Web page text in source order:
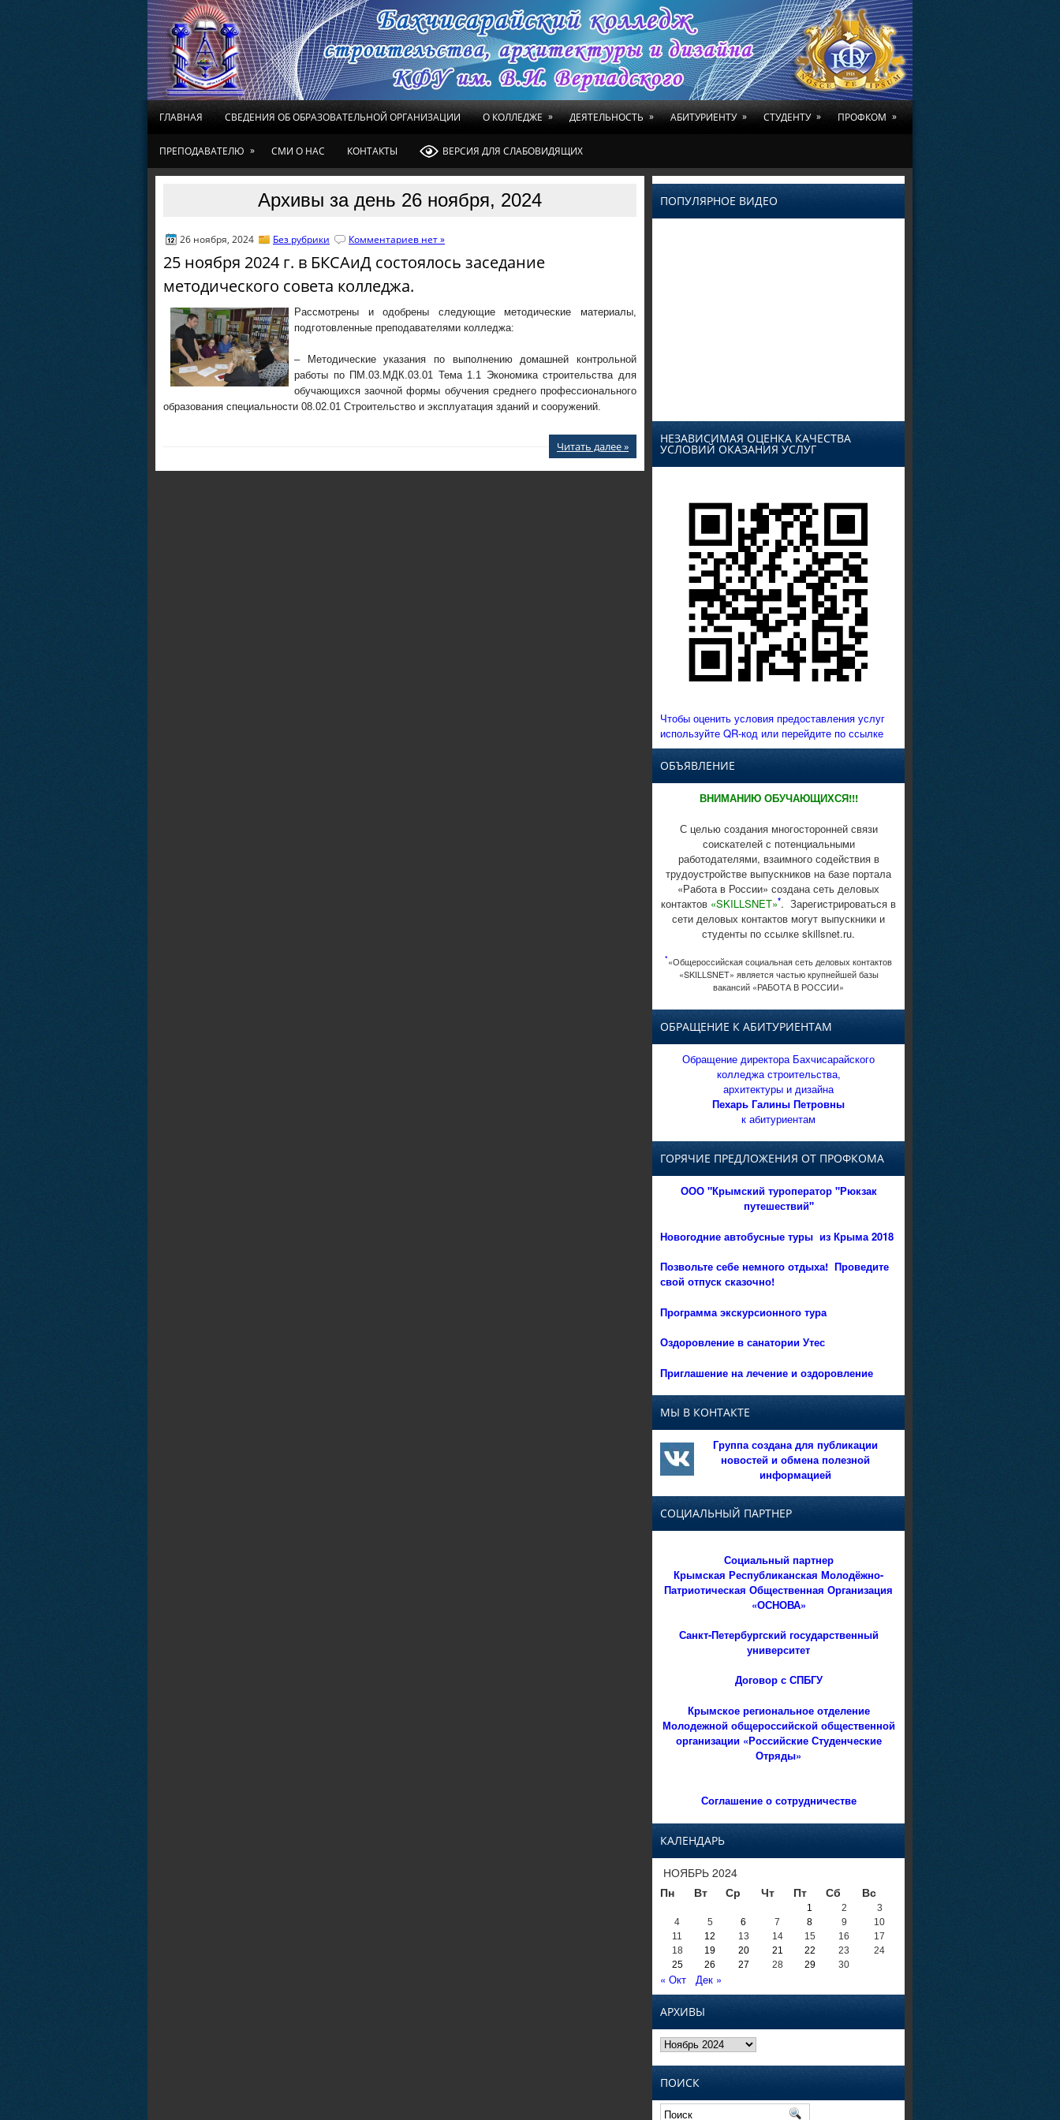
ГЛАВНАЯ СВЕДЕНИЯ ОБ ОБРАЗОВАТЕЛЬНОЙ ОРГАНИЗАЦИИ О КОЛЛЕДЖЕ » ДЕЯТЕЛЬНОСТЬ » АБИТУРИЕНТУ » СТУДЕНТУ » ПРОФКОМ »
ПРЕПОДАВАТЕЛЮ » СМИ О НАС КОНТАКТЫ ВЕРСИЯ ДЛЯ СЛАБОВИДЯЩИХ
Архивы за день 26 ноября, 2024
26 ноября, 2024 Без рубрики Комментариев нет »
25 ноября 2024 г. в БКСАиД состоялось заседание
методического совета колледжа.
Рассмотрены и одобрены следующие методические материалы,
подготовленные преподавателями колледжа:
– Методические указания по выполнению домашней контрольной
работы по ПМ.03.МДК.03.01 Тема 1.1 Экономика строительства для
обучающихся заочной формы обучения среднего профессионального
образования специальности 08.02.01 Строительство и эксплуатация зданий и сооружений.
Читать далее »
ПОПУЛЯРНОЕ ВИДЕО
НЕЗАВИСИМАЯ ОЦЕНКА КАЧЕСТВА
УСЛОВИЙ ОКАЗАНИЯ УСЛУГ
Чтобы оценить условия предоставления услуг
используйте QR-код или перейдите по ссылке
ОБЪЯВЛЕНИЕ
ВНИМАНИЮ ОБУЧАЮЩИХСЯ!!!
С целью создания многосторонней связи
соискателей с потенциальными
работодателями, взаимного содействия в
трудоустройстве выпускников на базе портала
«Работа в России» создана сеть деловых
контактов «SKILLSNET»*. Зарегистрироваться в
сети деловых контактов могут выпускники и
студенты по ссылке skillsnet.ru.
*«Общероссийская социальная сеть деловых контактов
«SKILLSNET» является частью крупнейшей базы
вакансий «РАБОТА В РОССИИ»
ОБРАЩЕНИЕ К АБИТУРИЕНТАМ
Обращение директора Бахчисарайского
колледжа строительства,
архитектуры и дизайна
Пехарь Галины Петровны
к абитуриентам
ГОРЯЧИЕ ПРЕДЛОЖЕНИЯ ОТ ПРОФКОМА
ООО "Крымский туроператор "Рюкзак
путешествий"
Новогодние автобусные туры из Крыма 2018
Позвольте себе немного отдыха! Проведите
свой отпуск сказочно!
Программа экскурсионного тура
Оздоровление в санатории Утес
Приглашение на лечение и оздоровление
МЫ В КОНТАКТЕ
Группа создана для публикации
новостей и обмена полезной
информацией
СОЦИАЛЬНЫЙ ПАРТНЕР
Социальный партнер
Крымская Республиканская Молодёжно-
Патриотическая Общественная Организация
«ОСНОВА»
Санкт-Петербургский государственный
университет
Договор с СПБГУ
Крымское региональное отделение
Молодежной общероссийской общественной
организации «Российские Студенческие
Отряды»
Соглашение о сотрудничестве
КАЛЕНДАРЬ
НОЯБРЬ 2024
Пн
Вт Ср Чт Пт Сб Вс
1 2
3
4
5 6 7 8 9
10
11
12 13 14 15 16
17
18
19 20 21 22 23
24
25
26 27 28 29 30
« Окт Дек »
АРХИВЫ
Архивы
ПОИСК